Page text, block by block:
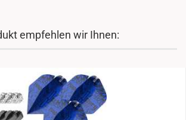
empfehlen wir Ihnen: